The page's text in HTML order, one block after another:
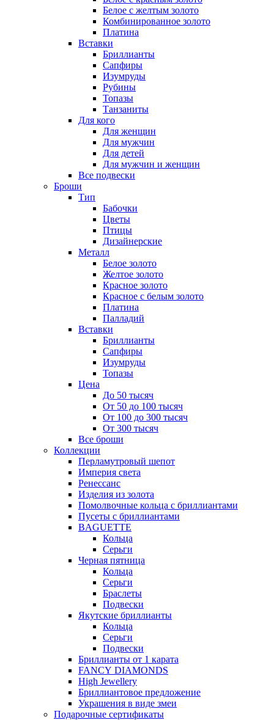
Белое с желтым золото
Комбинированное золото
Платина
Вставки
Бриллианты
Сапфиры
Изумруды
Рубины
Топазы
Танзаниты
Для кого
Для женщин
Для мужчин
Для детей
Для мужчин и женщин
Все подвески
Броши
Тип
Бабочки
Цветы
Птицы
Дизайнерские
Металл
Белое золото
Желтое золото
Красное золото
Красное с белым золото
Платина
Палладий
Вставки
Бриллианты
Сапфиры
Изумруды
Топазы
Цена
До 50 тысяч
От 50 до 100 тысяч
От 100 до 300 тысяч
От 300 тысяч
Все броши
Коллекции
Перламутровый шепот
Империя света
Ренессанс
Изделия из золота
Помолвочные кольца с бриллиантами
Пусеты с бриллиантами
BAGUETTE
Кольца
Серьги
Черная пятница
Кольца
Серьги
Браслеты
Подвески
Якутские бриллианты
Кольца
Серьги
Подвески
Бриллианты от 1 карата
FANCY DIAMONDS
High Jewellery
Бриллиантовое предложение
Украшения в виде змеи
Подарочные сертификаты